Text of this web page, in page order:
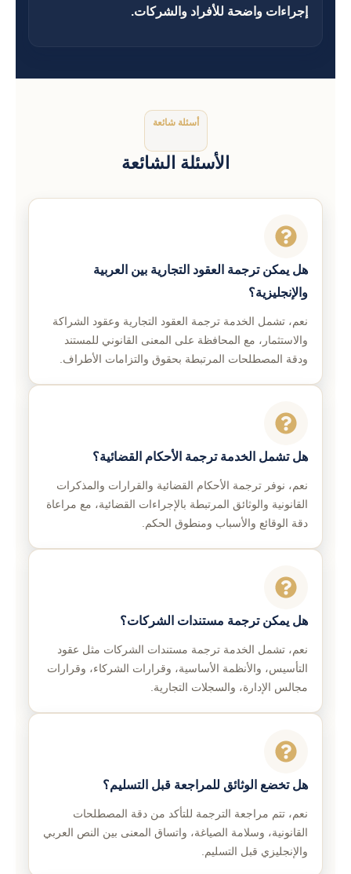
إجراءات واضحة للأفراد والشركات.
أسئلة شائعة
الأسئلة الشائعة
هل يمكن ترجمة العقود التجارية بين العربية
والإنجليزية؟
نعم، تشمل الخدمة ترجمة العقود التجارية وعقود الشراكة
والاستثمار، مع المحافظة على المعنى القانوني للمستند
ودقة المصطلحات المرتبطة بحقوق والتزامات الأطراف.
هل تشمل الخدمة ترجمة الأحكام القضائية؟
نعم، نوفر ترجمة الأحكام القضائية والقرارات والمذكرات
القانونية والوثائق المرتبطة بالإجراءات القضائية، مع مراعاة
دقة الوقائع والأسباب ومنطوق الحكم.
هل يمكن ترجمة مستندات الشركات؟
نعم، تشمل الخدمة ترجمة مستندات الشركات مثل عقود
التأسيس، والأنظمة الأساسية، وقرارات الشركاء، وقرارات
مجالس الإدارة، والسجلات التجارية.
هل تخضع الوثائق للمراجعة قبل التسليم؟
نعم، تتم مراجعة الترجمة للتأكد من دقة المصطلحات
القانونية، وسلامة الصياغة، واتساق المعنى بين النص العربي
والإنجليزي قبل التسليم.